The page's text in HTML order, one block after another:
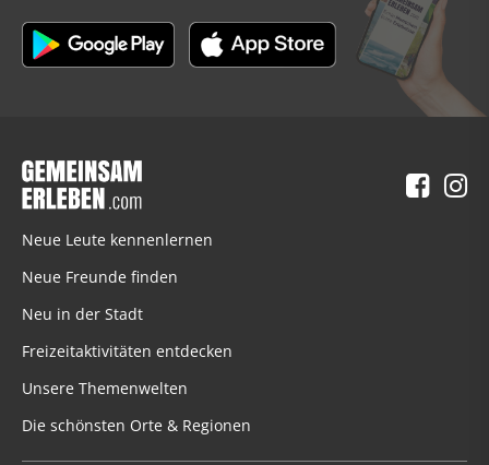
Neue Leute kennenlernen
Neue Freunde finden
Neu in der Stadt
Freizeitaktivitäten entdecken
Unsere Themenwelten
Die schönsten Orte & Regionen